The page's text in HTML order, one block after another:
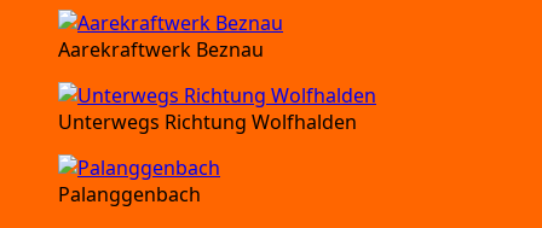
Aarekraftwerk Beznau
Unterwegs Richtung Wolfhalden
Palanggenbach